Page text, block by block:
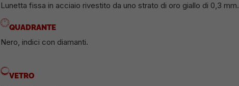
Lunetta fissa in acciaio rivestito da uno strato di oro giallo di 0,3 mm.
QUADRANTE
Nero, indici con diamanti.
VETRO